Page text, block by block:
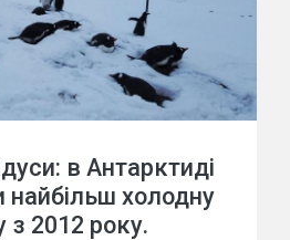
в Антарктиді
найбільш холодну
з 2012 року.